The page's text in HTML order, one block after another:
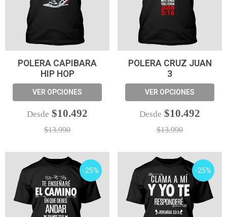
POLERA CAPIBARA
HIP HOP
VER OPCIONES
Desde $10.492
$13.990
POLERA CRUZ JUAN
3
VER OPCIONES
Desde $10.492
$13.990
-25% -25%